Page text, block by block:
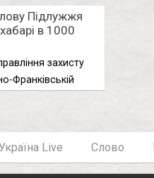
Підлужжя
в 1000
захисту
Франківській
Live Слово